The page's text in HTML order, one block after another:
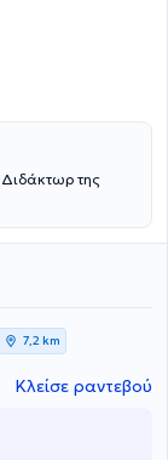
έλεγχος
laser.
Διδάκτωρ της
7,2 km
Κλείσε ραντεβού